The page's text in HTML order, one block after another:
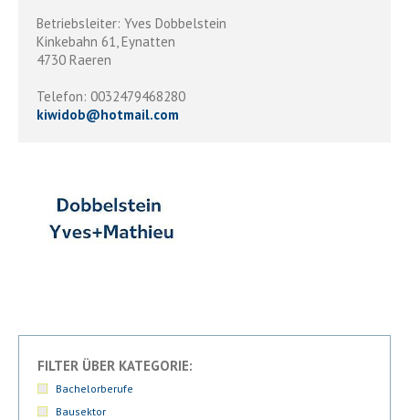
Betriebsleiter: Yves Dobbelstein
Kinkebahn 61, Eynatten
4730 Raeren
Telefon: 0032479468280
kiwidob@hotmail.com
FILTER ÜBER KATEGORIE:
Bachelorberufe
Bausektor